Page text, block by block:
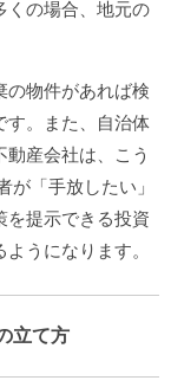
くの場合、地元の
の物件があれば検
す。また、自治体
産会社は、こう
が「手放したい」
を提示できる投資
うになります。
立て方